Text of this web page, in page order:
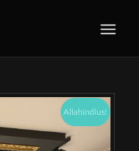
Allahindlus!